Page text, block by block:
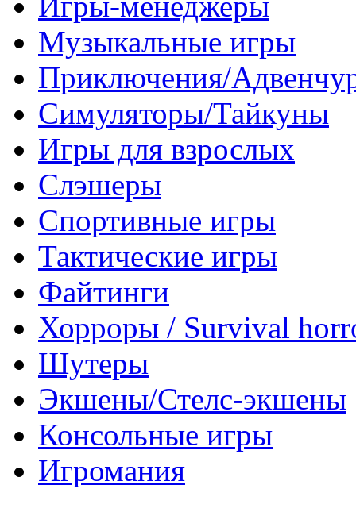
Музыкальные игры
Приключения/
Симуляторы/Тайкуны
Игры для взрослых
Слэшеры
Спортивные игры
Тактические игры
Файтинги
Хорроры / Survival
Шутеры
Экшены/Стелс-экшены
Консольные игры
Игромания